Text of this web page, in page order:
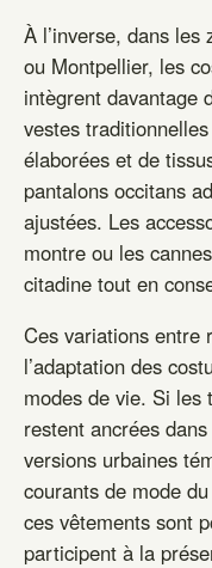
À l’inverse, dans les
ou Montpellier, les
intègrent davantage
vestes
élaborées et de
pantalons occitans
ajustées. Les
montre ou les
citadine tout en
Ces variations entre
l’adaptation des
modes de vie. Si les
restent ancrées
versions urbaines
courants de mode
ces vêtements sont
participent à la